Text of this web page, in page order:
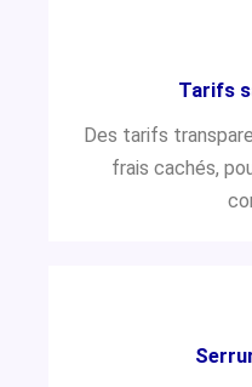
Tarifs
Des tarifs
frais cachés,